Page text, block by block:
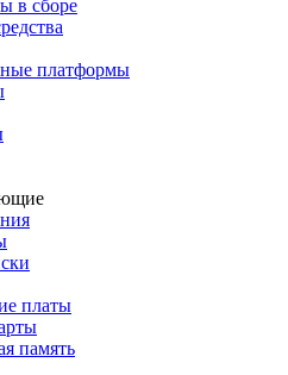
в сборе
платформы
платы
память